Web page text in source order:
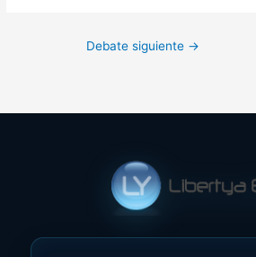
Debate siguiente →